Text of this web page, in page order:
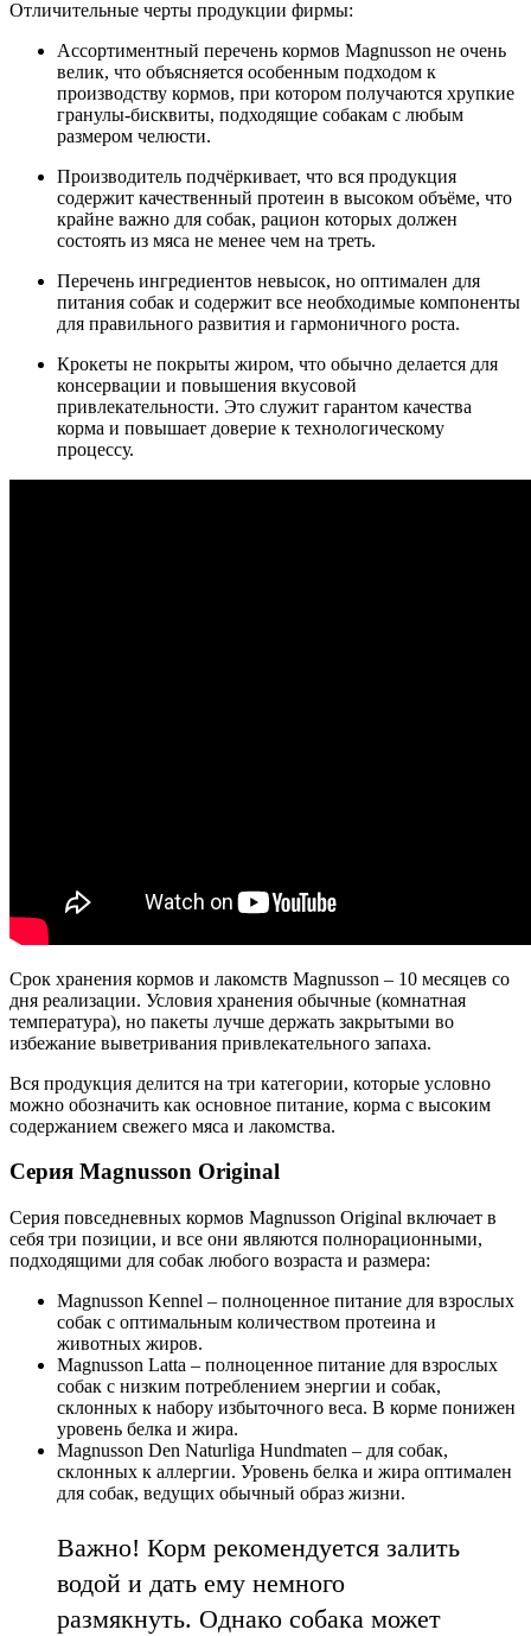
Отличительные черты продукции фирмы:
Ассортиментный перечень кормов Magnusson не очень
велик, что объясняется особенным подходом к
производству кормов, при котором получаются хрупкие
гранулы-бисквиты, подходящие собакам с любым
размером челюсти.
Производитель подчёркивает, что вся продукция
содержит качественный протеин в высоком объёме, что
крайне важно для собак, рацион которых должен
состоять из мяса не менее чем на треть.
Перечень ингредиентов невысок, но оптимален для
питания собак и содержит все необходимые компоненты
для правильного развития и гармоничного роста.
Крокеты не покрыты жиром, что обычно делается для
консервации и повышения вкусовой
привлекательности. Это служит гарантом качества
корма и повышает доверие к технологическому
процессу.
Срок хранения кормов и лакомств Magnusson – 10 месяцев со
дня реализации. Условия хранения обычные (комнатная
температура), но пакеты лучше держать закрытыми во
избежание выветривания привлекательного запаха.
Вся продукция делится на три категории, которые условно
можно обозначить как основное питание, корма с высоким
содержанием свежего мяса и лакомства.
Серия Magnusson Original
Серия повседневных кормов Magnusson Original включает в
себя три позиции, и все они являются полнорационными,
подходящими для собак любого возраста и размера:
Magnusson Kennel – полноценное питание для взрослых
собак с оптимальным количеством протеина и
животных жиров.
Magnusson Latta – полноценное питание для взрослых
собак с низким потреблением энергии и собак,
склонных к набору избыточного веса. В корме понижен
уровень белка и жира.
Magnusson Den Naturliga Hundmaten – для собак,
склонных к аллергии. Уровень белка и жира оптимален
для собак, ведущих обычный образ жизни.
Важно! Корм рекомендуется залить
водой и дать ему немного
размякнуть. Однако собака может